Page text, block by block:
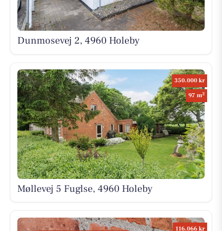
Dunmosevej 2, 4960 Holeby
350.000 kr
97 m2
Møllevej 5 Fuglse, 4960 Holeby
116.066 kr